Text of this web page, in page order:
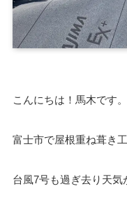
こんにちは！馬木です。
富士市で屋根重ね葺き
台風7号も過ぎ去り天気